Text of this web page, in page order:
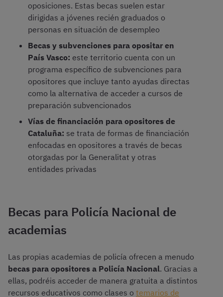
oposiciones. Estas becas suelen estar
dirigidas a jóvenes recién graduados o
personas en situación de desempleo
Becas y subvenciones para opositar en
País Vasco: este territorio cuenta con un
programa específico de subvenciones para
opositores que incluye tanto ayudas directas
como la alternativa de acceder a cursos de
preparación subvencionados
Vías de financiación para opositores de
Cataluña: se trata de formas de financiación
enfocadas en opositores a través de becas
otorgadas por la Generalitat y otras
entidades privadas
Becas para Policía Nacional de
academias
Las propias academias de policía ofrecen a menudo
becas para opositores a Policía Nacional. Gracias a
ellas, podréis acceder de manera gratuita a distintos
recursos educativos como clases o temarios de